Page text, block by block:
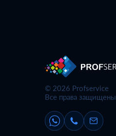
© 2026 Profservice
Все права защищены